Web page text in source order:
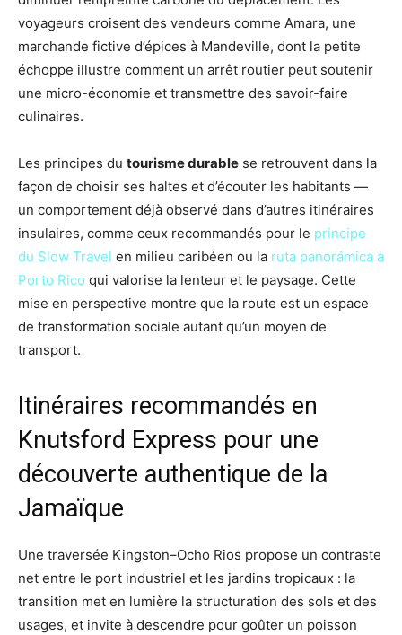
voyageurs croisent des vendeurs comme Amara, une
marchande fictive d’épices à Mandeville, dont la petite
échoppe illustre comment un arrêt routier peut soutenir
une micro-économie et transmettre des savoir-faire
culinaires.
Les principes du tourisme durable se retrouvent dans la
façon de choisir ses haltes et d’écouter les habitants —
un comportement déjà observé dans d’autres itinéraires
insulaires, comme ceux recommandés pour le principe
du Slow Travel en milieu caribéen ou la ruta panorámica à
Porto Rico qui valorise la lenteur et le paysage. Cette
mise en perspective montre que la route est un espace
de transformation sociale autant qu’un moyen de
transport.
Itinéraires recommandés en
Knutsford Express pour une
découverte authentique de la
Jamaïque
Une traversée Kingston–Ocho Rios propose un contraste
net entre le port industriel et les jardins tropicaux : la
transition met en lumière la structuration des sols et des
usages, et invite à descendre pour goûter un poisson